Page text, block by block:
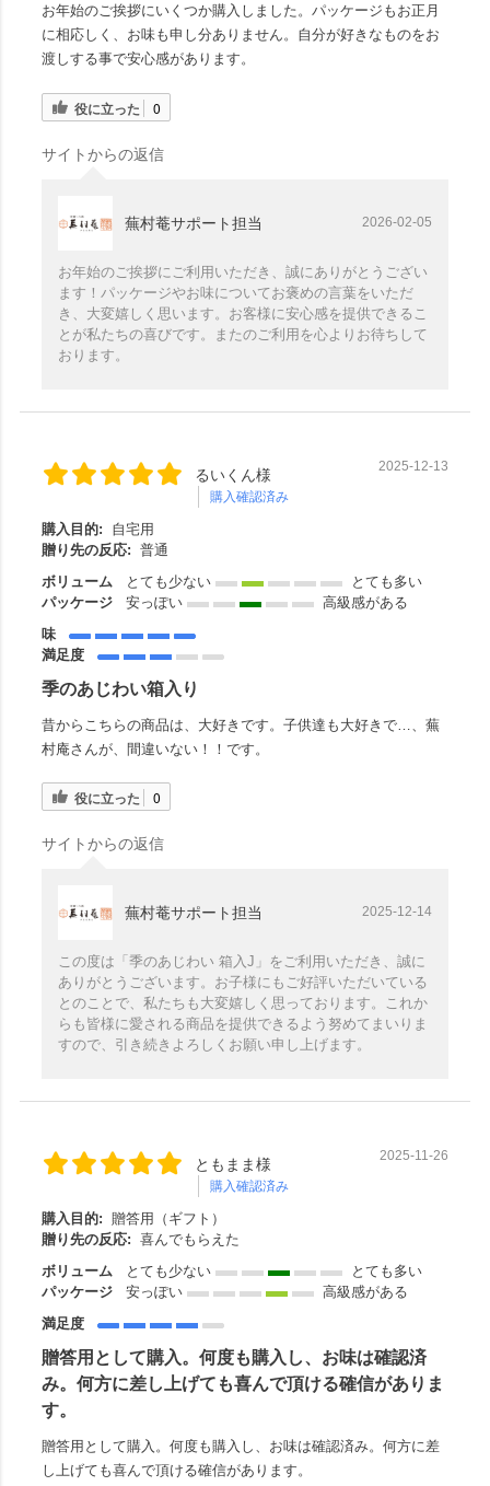
お年始のご挨拶にいくつか購入しました。パッケージもお正月
に相応しく、お味も申し分ありません。自分が好きなものをお
渡しする事で安心感があります。
役に立った 0
サイトからの返信
蕪村菴サポート担当 2026-02-05
お年始のご挨拶にご利用いただき、誠にありがとうござい
ます！パッケージやお味についてお褒めの言葉をいただ
き、大変嬉しく思います。お客様に安心感を提供できるこ
とが私たちの喜びです。またのご利用を心よりお待ちして
おります。
るいくん様
購入確認済み
2025-12-13
購入目的:
自宅用
贈り先の反応: 普通
ボリューム
とても少ない
とても多い
パッケージ
安っぽい
高級感がある
味
満足度
季のあじわい箱入り
昔からこちらの商品は、大好きです。子供達も大好きで…、蕪
村庵さんが、間違いない！！です。
役に立った 0
サイトからの返信
蕪村菴サポート担当 2025-12-14
この度は「季のあじわい 箱入J」をご利用いただき、誠に
ありがとうございます。お子様にもご好評いただいている
とのことで、私たちも大変嬉しく思っております。これか
らも皆様に愛される商品を提供できるよう努めてまいりま
すので、引き続きよろしくお願い申し上げます。
ともまま様
購入確認済み
2025-11-26
購入目的: 贈答用（ギフト）
贈り先の反応: 喜んでもらえた
ボリューム
とても少ない
とても多い
パッケージ
安っぽい
高級感がある
満足度
贈答用として購入。何度も購入し、お味は確認済
み。何方に差し上げても喜んで頂ける確信がありま
す。
贈答用として購入。何度も購入し、お味は確認済み。何方に差
し上げても喜んで頂ける確信があります。